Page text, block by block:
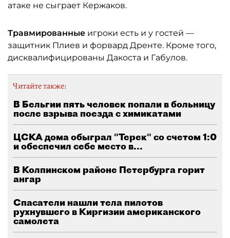
атаке не сыграет Кержаков.
Травмированные игроки есть и у гостей —
защитник Плиев и форвард Дренте. Кроме того,
дисквалифицированы Дакоста и Габулов.
Читайте также:
В Бельгии пять человек попали в больницу
после взрыва поезда с химикатами
ЦСКА дома обыграл "Терек" со счетом 1:0
и обеспечил себе место в...
В Колпинском районе Петербурга горит
ангар
Спасатели нашли тела пилотов
рухнувшего в Киргизии американского
самолета